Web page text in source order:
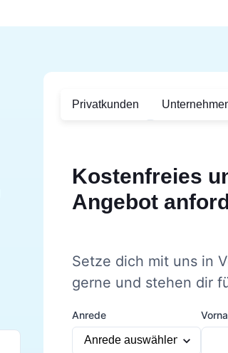
Privatkunden
Kostenfreies
Angebot
Setze dich mit uns in
gerne und stehen dir
Anrede